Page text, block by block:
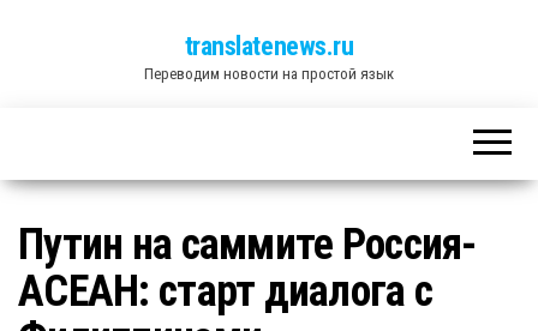
translatenews.ru
Переводим новости на простой язык
Путин на саммите Россия-
АСЕАН: старт диалога с